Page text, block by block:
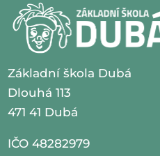
Základní škola Dubá
Dlouhá 113
471 41 Dubá
IČO 48282979